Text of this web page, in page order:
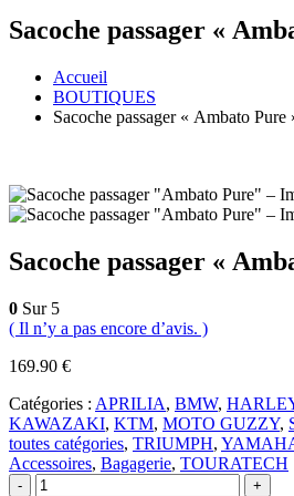
Sacoche passager «
Accueil
BOUTIQUES
Sacoche passager « Ambato Pure
Sacoche passager «
0 Sur 5
( Il n’y a pas encore d’avis. )
169.90 €
Catégories : APRILIA, BMW,
KAWAZAKI, KTM, MOTO GUZZY,
toutes catégories, TRIUMPH,
Accessoires, Bagagerie, TOURATECH
-
+